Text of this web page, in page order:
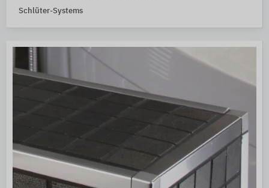
Schlüter-Systems